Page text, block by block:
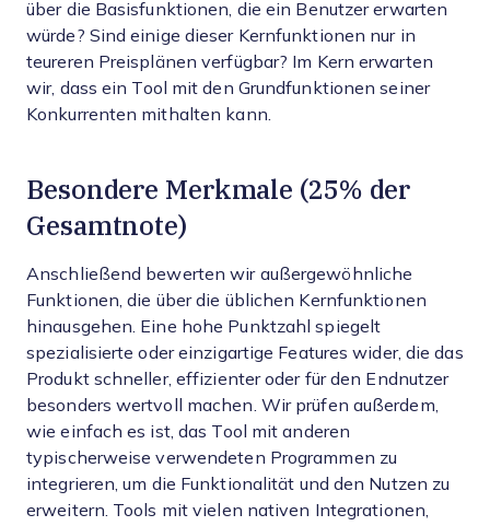
über die Basisfunktionen, die ein Benutzer erwarten
würde? Sind einige dieser Kernfunktionen nur in
teureren Preisplänen verfügbar? Im Kern erwarten
wir, dass ein Tool mit den Grundfunktionen seiner
Konkurrenten mithalten kann.
Besondere Merkmale (25% der
Gesamtnote)
Anschließend bewerten wir außergewöhnliche
Funktionen, die über die üblichen Kernfunktionen
hinausgehen. Eine hohe Punktzahl spiegelt
spezialisierte oder einzigartige Features wider, die das
Produkt schneller, effizienter oder für den Endnutzer
besonders wertvoll machen. Wir prüfen außerdem,
wie einfach es ist, das Tool mit anderen
typischerweise verwendeten Programmen zu
integrieren, um die Funktionalität und den Nutzen zu
erweitern. Tools mit vielen nativen Integrationen,